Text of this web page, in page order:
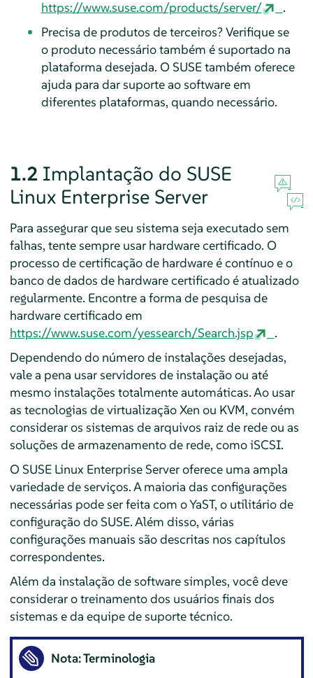
https://www.suse.com/products/server/
.
Precisa de produtos de terceiros? Verifique se
o produto necessário também é suportado na
plataforma desejada. O SUSE também oferece
ajuda para dar suporte ao software em
diferentes plataformas, quando necessário.
1.2 Implantação do SUSE
Linux Enterprise Server
Para assegurar que seu sistema seja executado sem
falhas, tente sempre usar hardware certificado. O
processo de certificação de hardware é contínuo e o
banco de dados de hardware certificado é atualizado
regularmente. Encontre a forma de pesquisa de
hardware certificado em
https://www.suse.com/yessearch/Search.jsp
.
Dependendo do número de instalações desejadas,
vale a pena usar servidores de instalação ou até
mesmo instalações totalmente automáticas.Ao usar
as tecnologias de virtualização Xen ou KVM, convém
considerar os sistemas de arquivos raiz de rede ou as
soluções de armazenamento de rede, como iSCSI.
O SUSE Linux Enterprise Serveroferece uma ampla
variedade de serviços. A maioria das configurações
necessárias pode ser feita com o YaST, o utilitário de
configuração do SUSE. Além disso, várias
configurações manuais são descritas nos capítulos
correspondentes.
Além da instalação de software simples, você deve
considerar o treinamento dos usuários finais dos
sistemas e da equipe de suporte técnico.
Nota: Terminologia